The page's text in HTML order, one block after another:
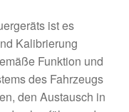
ist es
Kalibrierung
Funktion und
des Fahrzeugs
den Austausch in